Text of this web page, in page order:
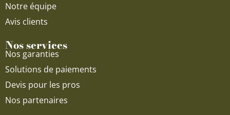
Notre équipe
Avis clients
Nos services
Nos garanties
Solutions de paiements
Devis pour les pros
Nos partenaires